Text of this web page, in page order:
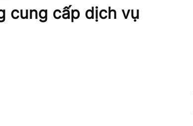
cung cấp dịch vụ